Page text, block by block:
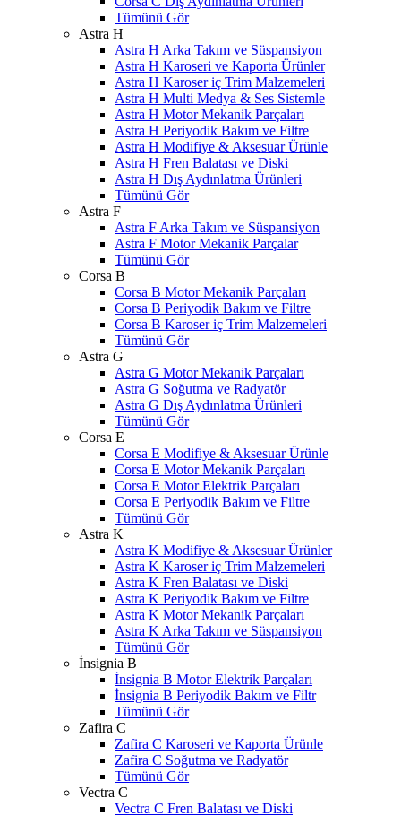
Tümünü Gör
Astra H
Astra H Arka Takım ve Süspansiyon
Astra H Karoseri ve Kaporta Ürünler
Astra H Karoser iç Trim Malzemeleri
Astra H Multi Medya & Ses Sistemle
Astra H Motor Mekanik Parçaları
Astra H Periyodik Bakım ve Filtre
Astra H Modifiye & Aksesuar Ürünle
Astra H Fren Balatası ve Diski
Astra H Dış Aydınlatma Ürünleri
Tümünü Gör
Astra F
Astra F Arka Takım ve Süspansiyon
Astra F Motor Mekanik Parçalar
Tümünü Gör
Corsa B
Corsa B Motor Mekanik Parçaları
Corsa B Periyodik Bakım ve Filtre
Corsa B Karoser iç Trim Malzemeleri
Tümünü Gör
Astra G
Astra G Motor Mekanik Parçaları
Astra G Soğutma ve Radyatör
Astra G Dış Aydınlatma Ürünleri
Tümünü Gör
Corsa E
Corsa E Modifiye & Aksesuar Ürünle
Corsa E Motor Mekanik Parçaları
Corsa E Motor Elektrik Parçaları
Corsa E Periyodik Bakım ve Filtre
Tümünü Gör
Astra K
Astra K Modifiye & Aksesuar Ürünler
Astra K Karoser iç Trim Malzemeleri
Astra K Fren Balatası ve Diski
Astra K Periyodik Bakım ve Filtre
Astra K Motor Mekanik Parçaları
Astra K Arka Takım ve Süspansiyon
Tümünü Gör
İnsignia B
İnsignia B Motor Elektrik Parçaları
İnsignia B Periyodik Bakım ve Filtr
Tümünü Gör
Zafira C
Zafira C Karoseri ve Kaporta Ürünle
Zafira C Soğutma ve Radyatör
Tümünü Gör
Vectra C
Vectra C Fren Balatası ve Diski